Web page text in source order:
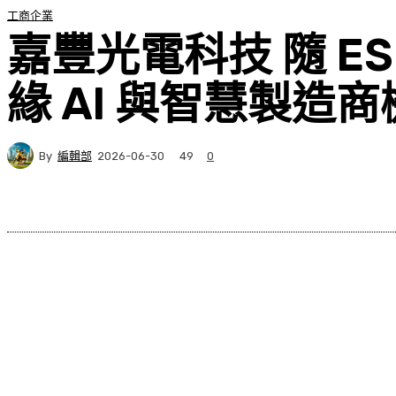
工商企業
嘉豐光電科技 隨
緣 AI 與智慧製造商
By 編輯部 2026-06-30 49 0